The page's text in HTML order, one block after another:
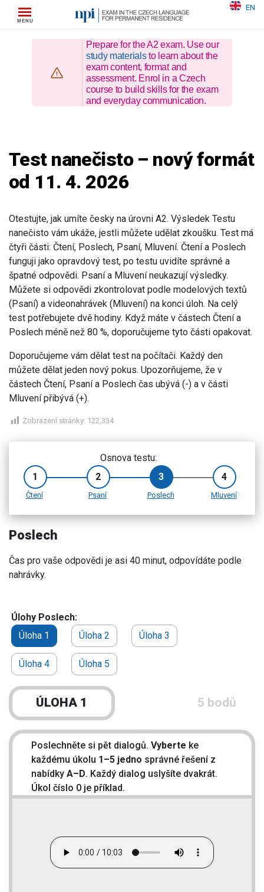
EN
Prepare for the A2 exam. Use our
study materialsto learn about the
exam content, format and
assessment. Enrol in a Czech
course to build skills for the exam
and everyday communication.
Test nanečisto – nový formát
od 11. 4. 2026
Otestujte, jak umíte česky na úrovni A2. Výsledek Testu
nanečisto vám ukáže, jestli můžete udělat zkoušku. Test má
čtyři části: Čtení, Poslech, Psaní, Mluvení. Čtení a Poslech
funguji jako opravdový test, po testu uvidíte správné a
špatné odpovědi. Psaní a Mluvení neukazují výsledky.
Můžete si odpovědi zkontrolovat podle modelových textů
(Psaní) a videonahrávek (Mluvení) na konci úloh. Na celý
test potřebujete dvě hodiny. Když máte v částech Čtení a
Poslech méně než 80 %, doporučujeme tyto části opakovat.
Doporučujeme vám dělat test na počítači. Každý den
můžete dělat jeden nový pokus. Upozorňujeme, že v
částech Čtení, Psaní a Poslech čas ubývá (-) a v části
Mluvení přibývá (+).
Zobrazení stránky: 122,334
Osnova testu:
1
2 3 4
Čtení Psaní Poslech Mluvení
Poslech
Čas pro vaše odpovědi je asi 40 minut, odpovídáte podle
nahrávky.
Úlohy Poslech:
Úloha 1
Úloha 2 Úloha 3
Úloha 4 Úloha 5
ÚLOHA 1 5 bodů
Poslechněte si pět dialogů.Vyberte ke
každému úkolu 1–5 jedno správné řešení z
nabídkyA–D. Každý dialog uslyšíte dvakrát.
Úkol číslo 0 je příklad.